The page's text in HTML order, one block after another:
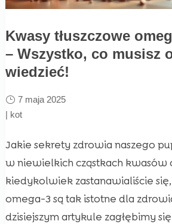
Kwasy tłuszczowe
– Wszystko, co musisz
wiedzieć!
7 maja 2025
| kot
Jakie sekrety zdrowia naszego
w niewielkich cząstkach kwasów
kiedykolwiek zastanawialiście
omega-3 są tak istotne dla
dzisiejszym artykule zagłębimy